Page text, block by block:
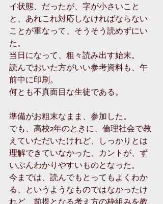
イ状態、だったが、字が小さいこと
と、あれこれ対応しなければならない
ことが重なって、そうそう読めずにい
た。
当日になって、粗々読み出す始末。
読んでおいた方がいい参考資料も、午
前中に印刷。
何とも不真面目な生徒である。
準備がお粗末なまま、参加した。
でも、高校2年のときに、倫理社会で教
えていただいたけれど、しっかりとは
理解できていなかった、カントが、ず
いぶんわかりやすいものとなった。
今までは、読んでもとってもよくわか
る、というようなものではなかったけ
れど、前提となる考え方の枠組みを教